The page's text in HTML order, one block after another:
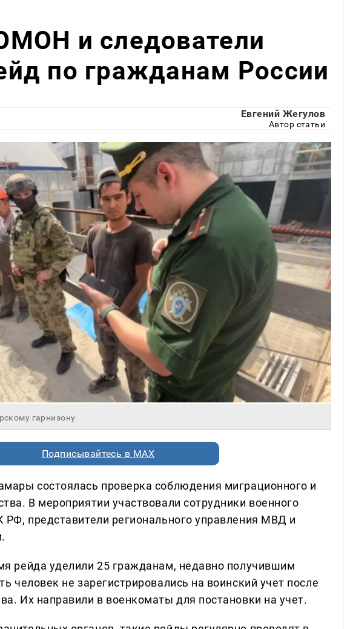
и следователи
по гражданам России
Евгений Жегулов
Автор статьи
гарнизону
Подписывайтесь в MAX
состоялась проверка соблюдения миграционного и
В мероприятии участвовали сотрудники военного
РФ, представители регионального управления МВД и
рейда уделили 25 гражданам, недавно получившим
человек не зарегистрировались на воинский учет после
Их направили в военкоматы для постановки на учет.